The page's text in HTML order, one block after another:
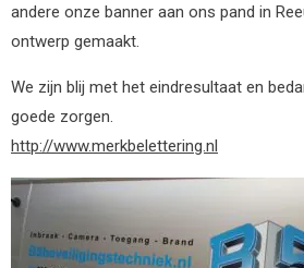
andere onze banner aan ons pand in
ontwerp gemaakt.
We zijn blij met het eindresultaat en
goede zorgen.
http://www.merkbelettering.nl